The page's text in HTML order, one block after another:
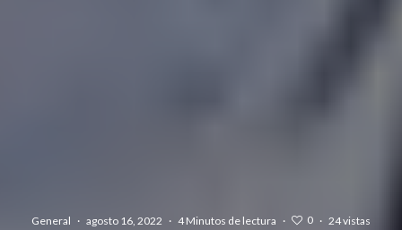
General · agosto 16, 2022 · 4 Minutos de lectura · 0 · 24 vistas